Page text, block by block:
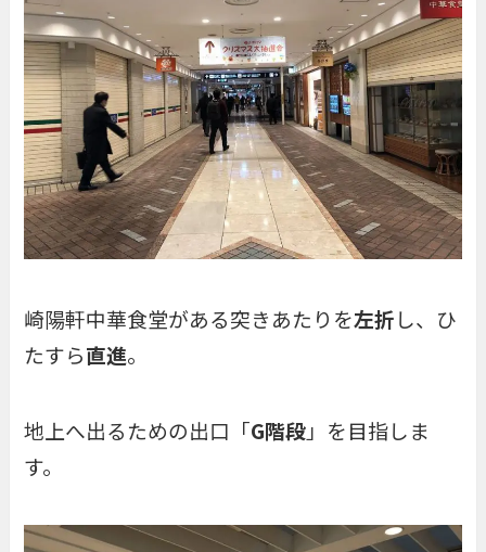
崎陽軒中華食堂がある突きあたりを左折し、ひ
たすら直進。
地上へ出るための出口「G階段」を目指しま
す。